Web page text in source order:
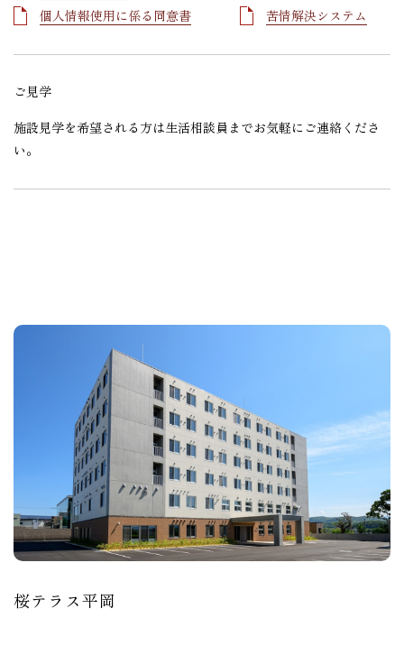
個人情報使用に係る同意書
苦情解決システム
ご見学
施設見学を希望される方は生活相談員までお気軽にご連絡くださ
い。
桜テラス平岡